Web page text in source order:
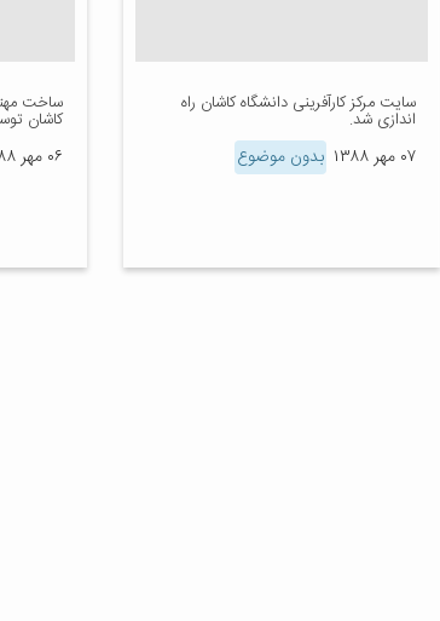
سایت مرکز کارآفرینی دانشگاه کاشان راه
اندازی شد.
۰۷ مهر ۱۳۸۸ بدون موضوع
کاشان
۰۶ مهر ۱۳۸۸